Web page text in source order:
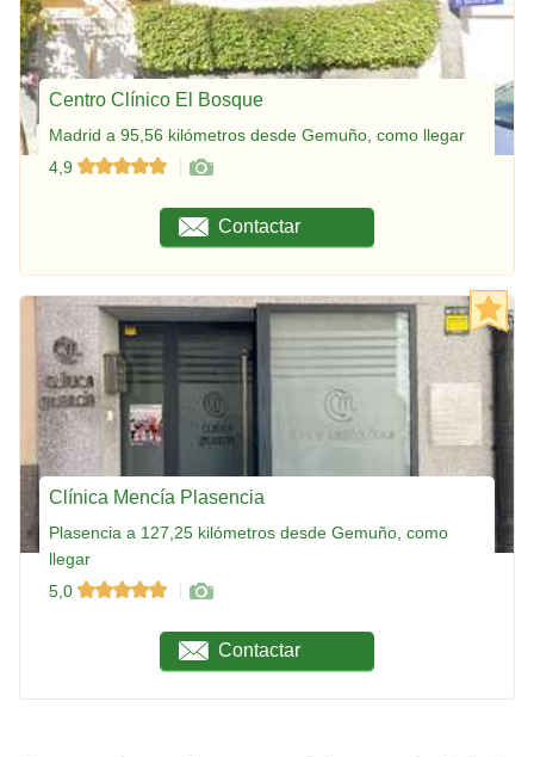
Centro Clínico El Bosque
Madrid a 95,56 kilómetros desde Gemuño, como llegar
4,9
Contactar
Clínica Mencía Plasencia
Plasencia a 127,25 kilómetros desde Gemuño, como
llegar
5,0
Contactar